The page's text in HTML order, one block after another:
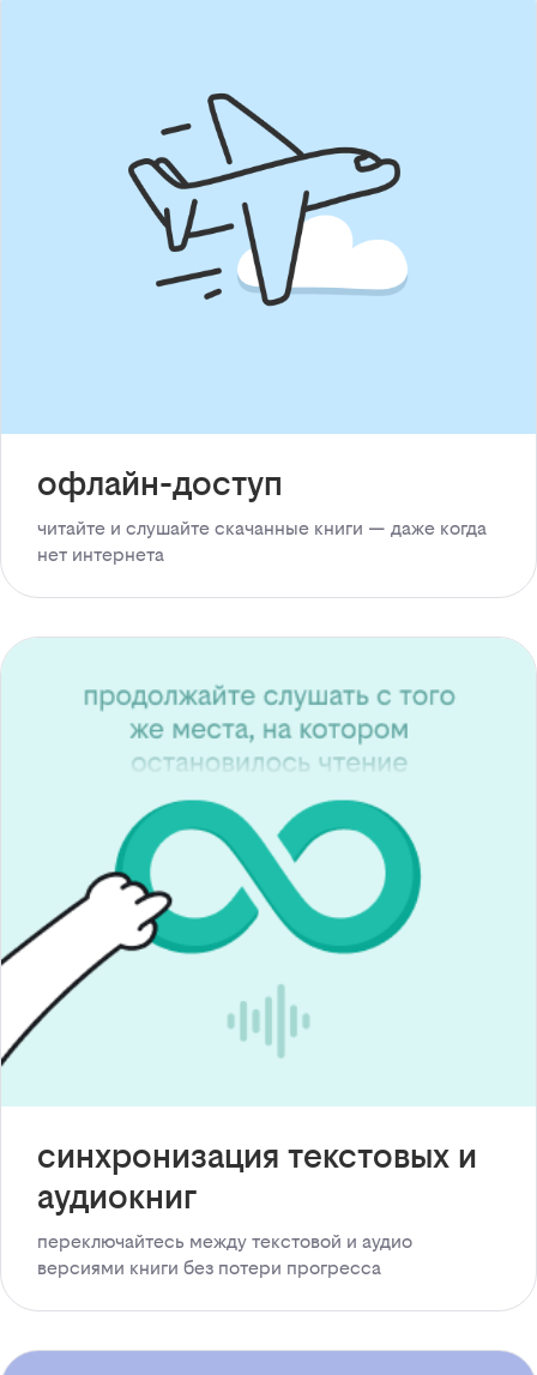
офлайн-доступ
читайте и слушайте скачанные книги — даже когда
нет интернета
синхронизация текстовых и
аудиокниг
переключайтесь между текстовой и аудио
версиями книги без потери прогресса